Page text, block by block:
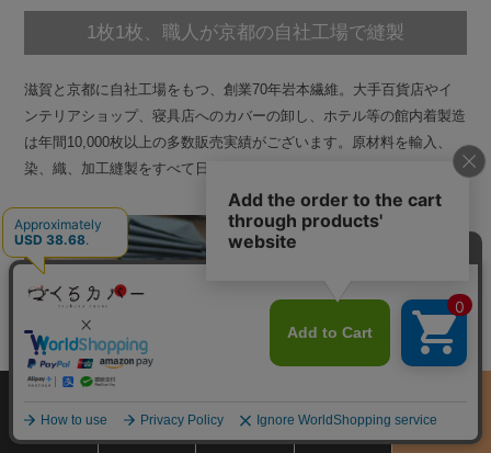
1枚1枚、職人が京都の自社工場で縫製
滋賀と京都に自社工場をもつ、創業70年岩本繊維。大手百貨店やイ
ンテリアショップ、寝具店へのカバーの卸し、ホテル等の館内着製造
は年間10,000枚以上の多数販売実績がございます。原材料を輸入、
染、織、加工縫製をすべて日本国内で行っているカバー専門店です。
商品をさがす
サイズ
お買物ガイド カート